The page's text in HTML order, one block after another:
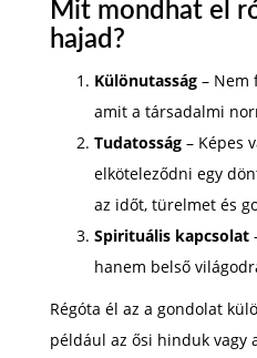
Mit mondhat el
hajad?
Különutasság – Nem
amit a társadalmi
Tudatosság – Képes
elköteleződni egy
az időt, türelmet és
Spirituális kapcsolat
hanem belső
Régóta él az a gondolat
például az ősi hinduk vagy